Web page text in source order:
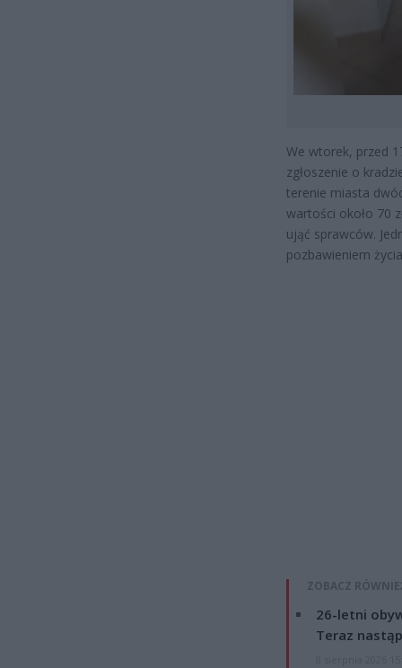
We wtorek, przed
zgłoszenie o
terenie miasta
wartości około 70
ująć sprawców.
pozbawieniem
ZOBACZ
26-letni
Teraz